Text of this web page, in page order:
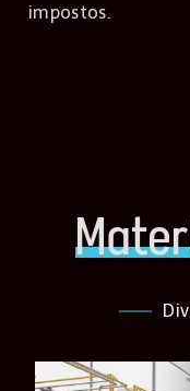
impostos.